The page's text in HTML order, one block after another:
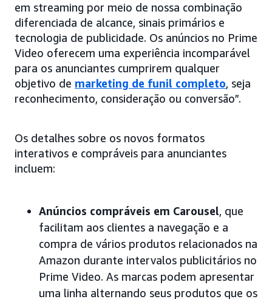
em streaming por meio de nossa combinação
diferenciada de alcance, sinais primários e
tecnologia de publicidade. Os anúncios no Prime
Video oferecem uma experiência incomparável
para os anunciantes cumprirem qualquer
objetivo de marketing de funil completo, seja
reconhecimento, consideração ou conversão”.
Os detalhes sobre os novos formatos
interativos e compráveis para anunciantes
incluem:
Anúncios compráveis em Carousel, que
facilitam aos clientes a navegação e a
compra de vários produtos relacionados na
Amazon durante intervalos publicitários no
Prime Video. As marcas podem apresentar
uma linha alternando seus produtos que os